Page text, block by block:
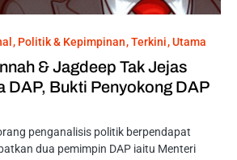
Politik & Kepimpinan Terkini Utama
& Jagdeep Tak Jejas
DAP, Bukti Penyokong DAP
penganalisis politik berpendapat
dua pemimpin DAP iaitu Menteri